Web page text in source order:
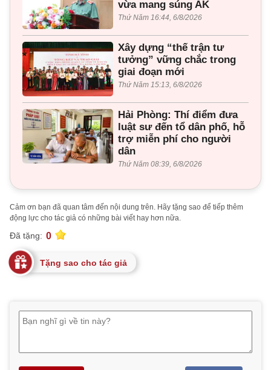
vừa mang súng AK
Thứ Năm 16:44, 6/8/2026
Xây dựng “thế trận tư
tưởng” vững chắc trong
giai đoạn mới
Thứ Năm 15:13, 6/8/2026
Hải Phòng: Thí điểm đưa
luật sư đến tổ dân phố, hỗ
trợ miễn phí cho người
dân
Thứ Năm 08:39, 6/8/2026
Cảm ơn bạn đã quan tâm đến nội dung trên. Hãy tặng sao để tiếp thêm
động lực cho tác giả có những bài viết hay hơn nữa.
Đã tặng: 0
Tặng sao cho tác giả